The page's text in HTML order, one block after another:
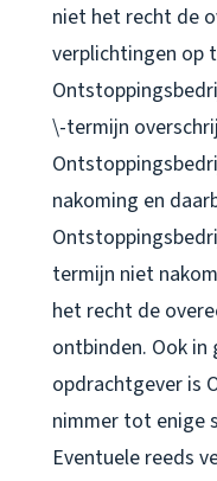
niet het recht de
verplichtingen op
\-termijn
nakoming en
termijn niet
het recht de
ontbinden. Ook
opdrachtgever is
nimmer tot enige
Eventuele reeds